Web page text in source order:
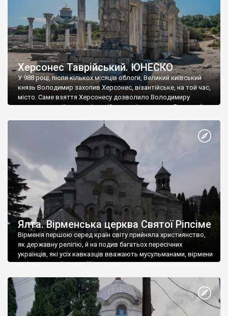
Херсонес Таврійський. ЮНЕСКО
У 988 році, після кількох місяців облоги, Великий київський
князь Володимир захопив Херсонес, візантійське, на той час,
місто. Саме взяття Херсонесу дозволило Володимиру
диктувати свої умови візантійському імператору Василю ІІ, та
Херсонесі Володимир-язичник, став Василем-християнином.
А потім було Хрещення Русі. На честь Херсонесу Таврійського
Ялта. Вірменська церква Святої Ріпсіме
Вірменія першою серед країн світу прийняла християнство,
як державну релігію, й на подив багатьох пересічних
українців, які усіх кавказців вважають мусульманами, вірмени
є відданими вірянами Христа